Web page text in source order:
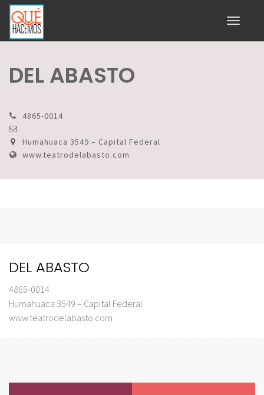
Toggle
DEL ABASTO
4865-0014
Humahuaca 3549 – Capital Federal
www.teatrodelabasto.com
DEL ABASTO
4865-0014
Humahuaca 3549 – Capital Federal
www.teatrodelabasto.com